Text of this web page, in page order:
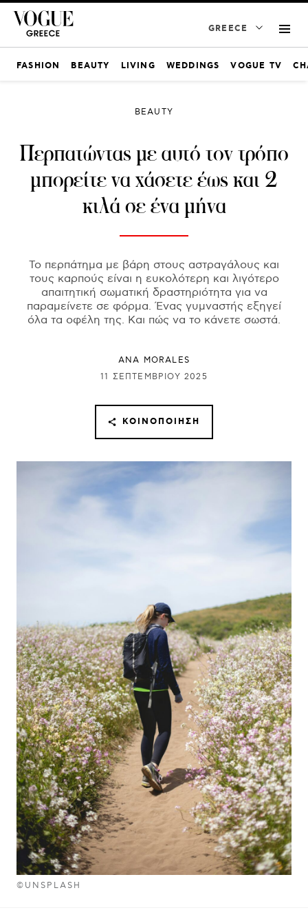
GREECE
FASHION BEAUTY LIVING WEDDINGS VOGUE TV
©UNSPLASH
BEAUTY
Περπατώντας με αυτό τον τρόπο
μπορείτε να χάσετε έως και 2
κιλά σε ένα μήνα
Το περπάτημα με βάρη στους αστραγάλους και
τους καρπούς είναι η ευκολότερη και λιγότερο
απαιτητική σωματική δραστηριότητα για να
παραμείνετε σε φόρμα. Ένας γυμναστής εξηγεί
όλα τα οφέλη της. Και πώς να το κάνετε σωστά.
ANA MORALES
11 ΣΕΠΤΕΜΒΡΊΟΥ 2025
ΚΟΙΝΟΠΟΊΗΣΗ